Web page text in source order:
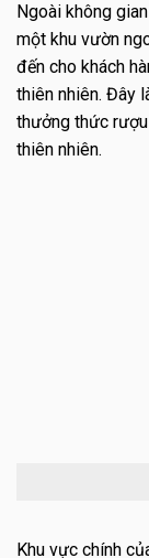
Ngoài không
một khu vườn
đến cho khách
thiên nhiên. Đây
thưởng thức
thiên nhiên.
Khu vực chính